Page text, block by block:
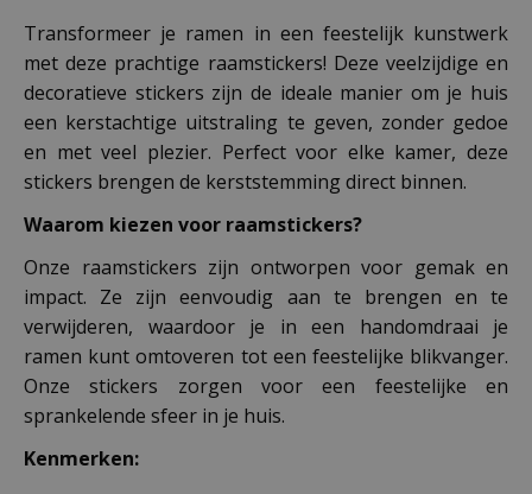
Transformeer je ramen in een feestelijk kunstwerk
met deze prachtige raamstickers! Deze veelzijdige en
decoratieve stickers zijn de ideale manier om je huis
een kerstachtige uitstraling te geven, zonder gedoe
en met veel plezier. Perfect voor elke kamer, deze
stickers brengen de kerststemming direct binnen.
Waarom kiezen voor raamstickers?
Onze raamstickers zijn ontworpen voor gemak en
impact. Ze zijn eenvoudig aan te brengen en te
verwijderen, waardoor je in een handomdraai je
ramen kunt omtoveren tot een feestelijke blikvanger.
Onze stickers zorgen voor een feestelijke en
sprankelende sfeer in je huis.
Kenmerken: